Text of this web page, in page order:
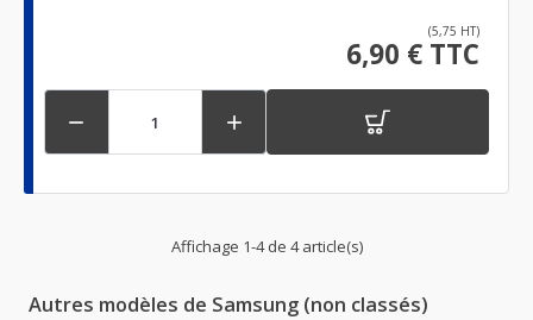
(5,75 HT)
6,90 € TTC
 
Affichage 1-4 de 4 article(s)
Autres modèles de Samsung (non classés)